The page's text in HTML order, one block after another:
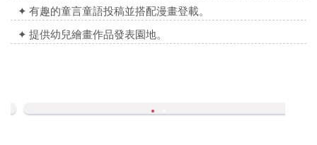
✦ 有趣的童言童語投稿並搭配漫畫登載。
✦ 提供幼兒繪畫作品發表園地。